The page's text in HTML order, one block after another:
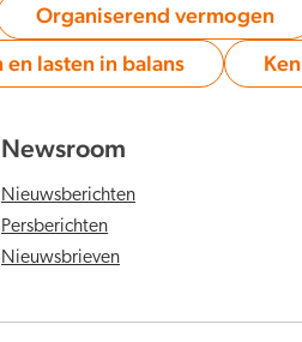
Category:
Organiserend vermogen
Category:
en lasten in balans
Newsroom
Nieuwsberichten
Persberichten
Nieuwsbrieven